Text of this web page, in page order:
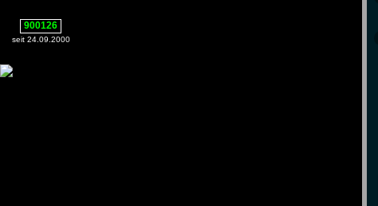
900126
seit 24.09.2000